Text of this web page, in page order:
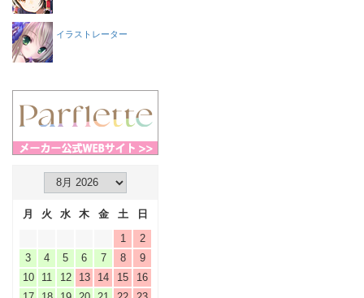
イラストレーター
月 火 水 木 金 土
日
1
2
3
4 5 6 7 8
9
10
11 12 13 14 15
16